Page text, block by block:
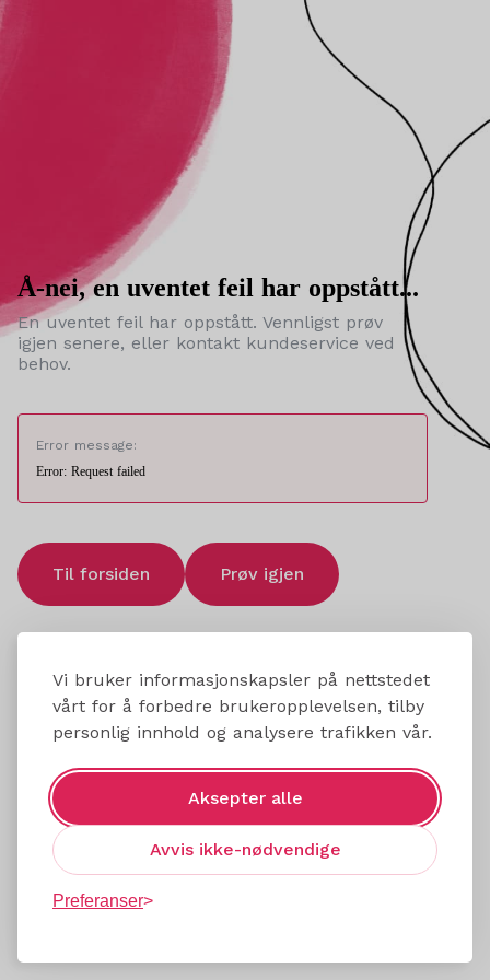
Vi bruker informasjonskapsler på nettstedet
vårt for å forbedre brukeropplevelsen, tilby
personlig innhold og analysere trafikken vår.
Aksepter alle
Avvis ikke-nødvendige
Preferanser
Å-nei, en uventet feil har oppstått...
En uventet feil har oppstått. Vennligst prøv
igjen senere, eller kontakt kundeservice ved
behov.
Error message:
Error: Request failed
Til forsiden Prøv igjen